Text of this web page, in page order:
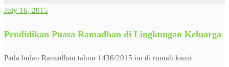
July 16, 2015
Pendidikan Puasa Ramadhan di Lingkungan Keluarga
Pada bulan Ramadhan tahun 1436/2015 ini di rumah kami